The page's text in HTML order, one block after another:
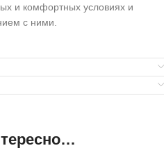
и комфортных условиях и
с ними.